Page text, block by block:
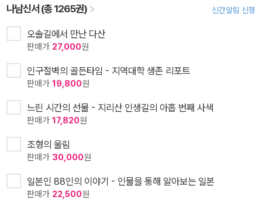
나남신서 (총 1265권) 신간알림 신청
오솔길에서 만난 다산
판매가 27,000원
인구절벽의 골든타임 - 지역대학 생존 리포트
판매가 19,800원
느린 시간의 선물 - 지리산 인생길의 아홉 번째 사색
판매가 17,820원
조형의 울림
판매가 30,000원
일본인 88인의 이야기 - 인물을 통해 알아보는 일본
판매가 22,500원